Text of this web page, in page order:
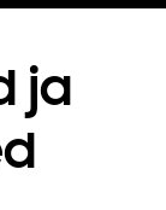
ja